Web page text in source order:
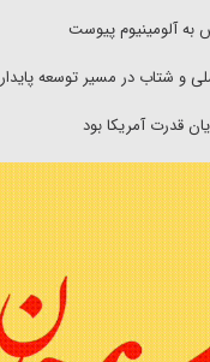
به آلومینیوم پیوست
و شتاب در مسیر توسعه پایدار
قدرت آمریکا بود